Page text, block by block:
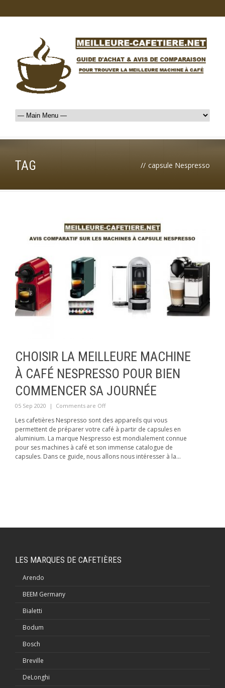
TAG // capsule Nespresso
CHOISIR LA MEILLEURE MACHINE
À CAFÉ NESPRESSO POUR BIEN
COMMENCER SA JOURNÉE
05 Sep 2020 | Comments are Off
Les cafetières Nespresso sont des appareils qui vous
permettent de préparer votre café à partir de capsules en
aluminium. La marque Nespresso est mondialement connue
pour ses machines à café et son immense catalogue de
capsules. Dans ce guide, nous allons nous intéresser à la...
LES MARQUES DE CAFETIÈRES
Arendo
BEEM Germany
Bialetti
Bodum
Bosch
Breville
DeLonghi